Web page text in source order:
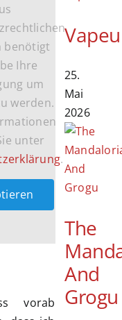
benötigt
Ihre
um
werden.
unter
.
vorab
25.
Mai
2026
The
And
Grogu